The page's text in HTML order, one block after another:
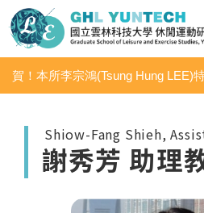
賀！本所李宗鴻(Tsung Hung LEE)
科學家（World’s Top 2%
Shiow-Fang Shieh,
謝秀芳 助理